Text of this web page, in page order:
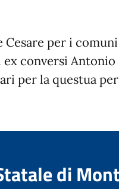
Cesare per i
conversi Antonio
per la questua
di